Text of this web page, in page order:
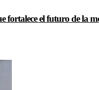
fortalece el futuro de la